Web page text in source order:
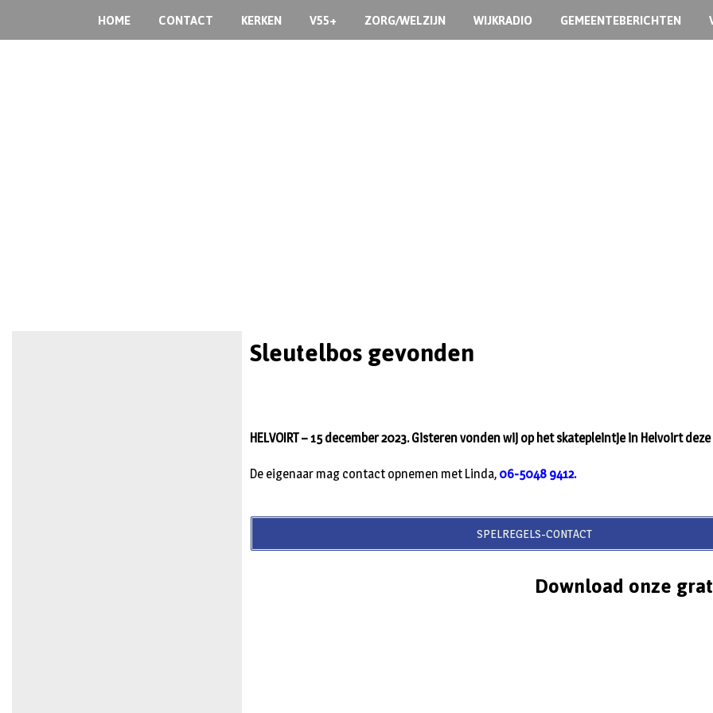
HOME CONTACT KERKEN V55+ ZORG/WELZIJN WIJKRADIO GEMEENTEBERICHTEN
Sleutelbos gevonden
HELVOIRT – 15 december 2023. Gisteren vonden wij op het skatepleintje in Helvoirt
De eigenaar mag contact opnemen met Linda, 06-5048 9412.
SPELREGELS-CONTACT
Download onze